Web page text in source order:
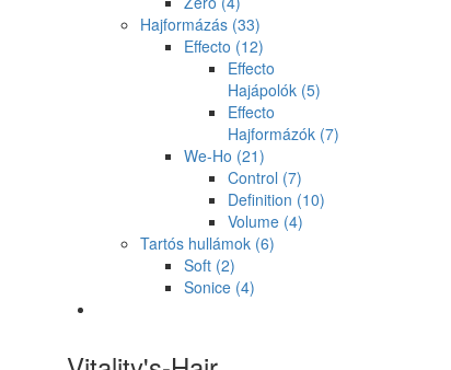
Hajformázás (33)
Effecto (12)
Effecto
Hajápolók (5)
Effecto
Hajformázók (7)
We-Ho (21)
Control (7)
Definition (10)
Volume (4)
Tartós hullámok (6)
Soft (2)
Sonice (4)